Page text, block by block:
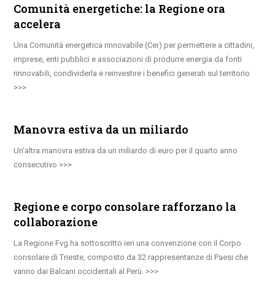
Comunità energetiche: la Regione ora
accelera
Una Comunità energetica rinnovabile (Cer) per permettere a cittadini,
imprese, enti pubblici e associazioni di produrre energia da fonti
rinnovabili, condividerla e reinvestire i benefici generati sul territorio
Manovra estiva da un miliardo
Un’altra manovra estiva da un miliardo di euro per il quarto anno
consecutivo
Regione e corpo consolare rafforzano la
collaborazione
La Regione Fvg ha sottoscritto ieri una convenzione con il Corpo
consolare di Trieste, composto da 32 rappresentanze di Paesi che
vanno dai Balcani occidentali al Perù.